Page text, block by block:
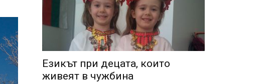
Езикът при децата, които
живеят в чужбина